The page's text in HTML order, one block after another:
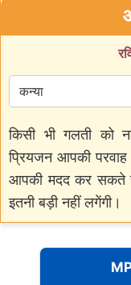
किसी भी गलती को
प्रियजन आपकी
आपकी मदद कर सकते
इतनी बड़ी नहीं लगेंगी।